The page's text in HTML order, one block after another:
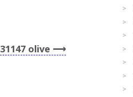
31147 olive